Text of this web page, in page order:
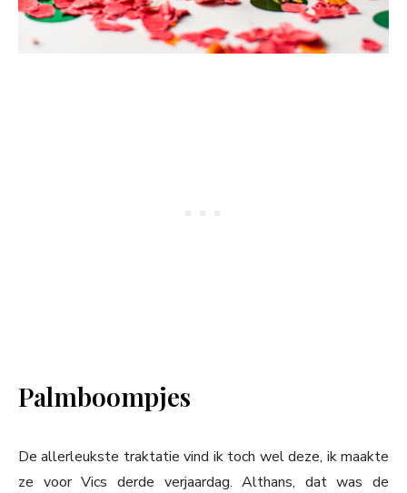
Palmboompjes
De allerleukste traktatie vind ik toch wel deze, ik maakte
ze voor Vics derde verjaardag. Althans, dat was de